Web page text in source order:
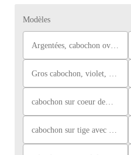
Modèles
Argentées, cabochon ovale avec plume, bleu
Gros cabochon, violet, bleu et rouge
cabochon sur coeur demi ciselé, marron, doré et argenté
cabochon sur tige avec brillant, paillettes argentées